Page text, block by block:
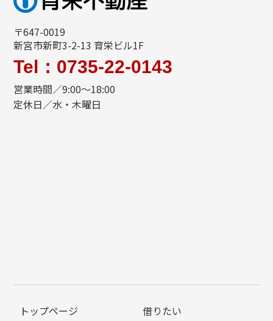
〒647-0019
新宮市新町3-2-13 育栄ビル1F
Tel：0735-22-0143
営業時間／9:00～18:00
定休日／水・木曜日
トップページ
借りたい